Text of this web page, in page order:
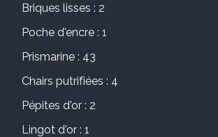
Briques lisses : 2
Poche d'encre : 1
Prismarine : 43
Chairs putrifiées : 4
Pépites d'or : 2
Lingot d'or : 1